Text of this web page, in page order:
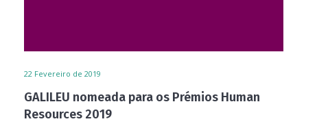
22 Fevereiro de 2019
GALILEU nomeada para os Prémios Human
Resources 2019